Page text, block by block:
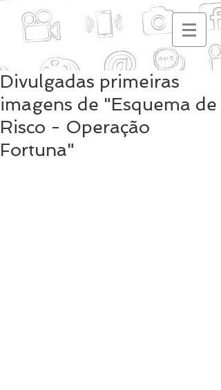
Divulgadas primeiras
imagens de "Esquema de
Risco - Operação
Fortuna"